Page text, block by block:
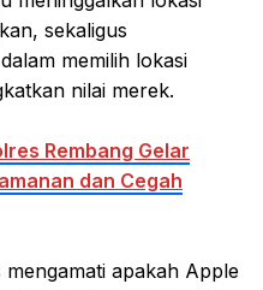
sekaligus
memilih lokasi
nilai merek.
Rembang Gelar
dan Cegah
apakah Apple